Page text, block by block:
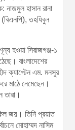
হওয়া সিরাজগঞ্জ-১
বাংলাদেশের
ক্যাপ্টেন এম. মনসুর
মাঠে নেমেছেন।
জয়। তিনি প্রয়াত
মোহাম্মদ নাসিম